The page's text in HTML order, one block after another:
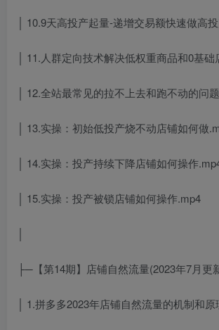
│ 10.9天高投产起量-递增交易额快速做高
│ 11.人群定向技术解决低权重商品和0基础
│ 12.全站最常见的拉不上去和跑不动的问
│ 13.实操：初始低投产烧不动店铺如何做
│ 14.实操：投产持续下降店铺如何操作
│ 15.实操：投产被锁店铺如何操作.mp4
│
├─【第14期】店铺自然流量(2023年7月更
│ 1.拼多多2023年店铺自然流量的机制和原